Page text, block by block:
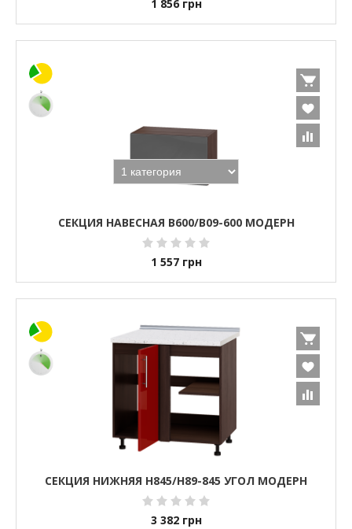
1 856 грн
СЕКЦИЯ НАВЕСНАЯ В600/В09-600 МОДЕРН
1 557 грн
СЕКЦИЯ НИЖНЯЯ Н845/Н89-845 УГОЛ МОДЕРН
3 382 грн